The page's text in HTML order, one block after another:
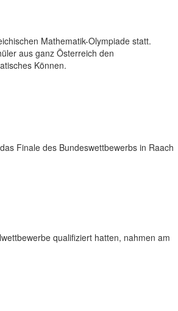
Mathematik-Olympiade statt.
aus ganz Österreich den
Können.
Finale des Bundeswettbewerbs in Raach
qualifiziert hatten, nahmen am